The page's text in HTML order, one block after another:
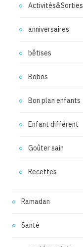
Activités&Sorties
anniversaires
bêtises
Bobos
Bon plan enfants
Enfant différent
Goûter sain
Recettes
Ramadan
Santé